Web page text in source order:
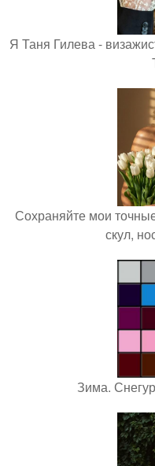
Я Таня Гилева -
Сохраняйте мои
скул,
Зима.